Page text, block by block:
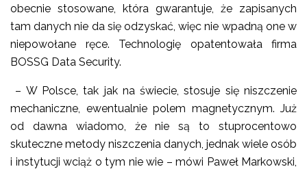
obecnie stosowane, która gwarantuje, że zapisanych
tam danych nie da się odzyskać, więc nie wpadną one w
niepowołane ręce. Technologię opatentowała firma
BOSSG Data Security.
– W Polsce, tak jak na świecie, stosuje się niszczenie
mechaniczne, ewentualnie polem magnetycznym. Już
od dawna wiadomo, że nie są to stuprocentowo
skuteczne metody niszczenia danych, jednak wiele osób
i instytucji wciąż o tym nie wie – mówi Paweł Markowski,